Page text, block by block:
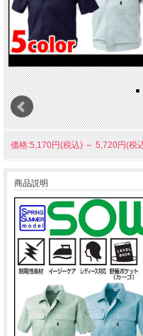
価格:5,170円(税込) ～ 5,720円(税
商品説明